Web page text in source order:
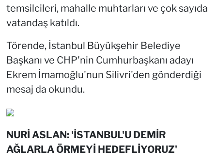
temsilcileri, mahalle muhtarları ve çok sayıda
vatandaş katıldı.
Törende, İstanbul Büyükşehir Belediye
Başkanı ve CHP'nin Cumhurbaşkanı adayı
Ekrem İmamoğlu'nun Silivri'den gönderdiği
mesaj da okundu.
NURİ ASLAN: 'İSTANBUL'U DEMİR
AĞLARLA ÖRMEYİ HEDEFLİYORUZ'